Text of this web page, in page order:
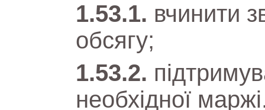
вчинити
обсягу;
необхідної